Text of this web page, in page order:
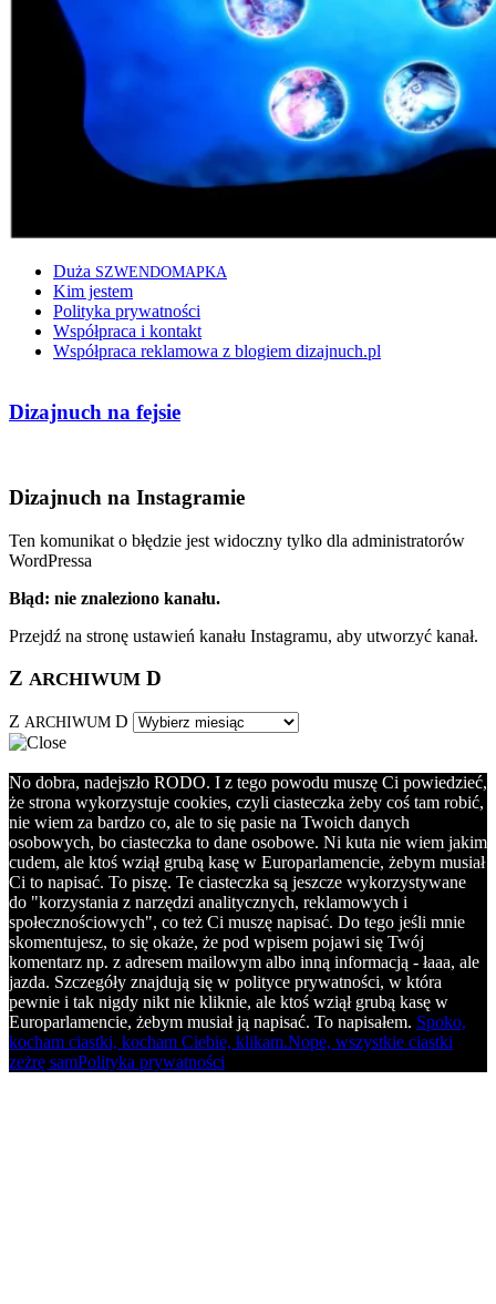
Duża SZWENDOMAPKA
Kim jestem
Polityka prywatności
Współpraca i kontakt
Współpraca reklamowa z blogiem dizajnuch.pl
Dizajnuch na fejsie
Dizajnuch na Instagramie
Ten komunikat o błędzie jest widoczny tylko dla administratorów
WordPressa
Błąd: nie znaleziono kanału.
Przejdź na stronę ustawień kanału Instagramu, aby utworzyć kanał.
Z ARCHIWUM D
Z ARCHIWUM D
No dobra, nadejszło RODO. I z tego powodu muszę Ci powiedzieć,
że strona wykorzystuje cookies, czyli ciasteczka żeby coś tam robić,
nie wiem za bardzo co, ale to się pasie na Twoich danych
osobowych, bo ciasteczka to dane osobowe. Ni kuta nie wiem jakim
cudem, ale ktoś wziął grubą kasę w Europarlamencie, żebym musiał
Ci to napisać. To piszę. Te ciasteczka są jeszcze wykorzystywane
do "korzystania z narzędzi analitycznych, reklamowych i
społecznościowych", co też Ci muszę napisać. Do tego jeśli mnie
skomentujesz, to się okaże, że pod wpisem pojawi się Twój
komentarz np. z adresem mailowym albo inną informacją - łaaa, ale
jazda. Szczegóły znajdują się w polityce prywatności, w która
pewnie i tak nigdy nikt nie kliknie, ale ktoś wziął grubą kasę w
Europarlamencie, żebym musiał ją napisać. To napisałem. Spoko,
kocham ciastki, kocham Ciebie, klikam.Nope, wszystkie ciastki
zeżrę samPolityka prywatności